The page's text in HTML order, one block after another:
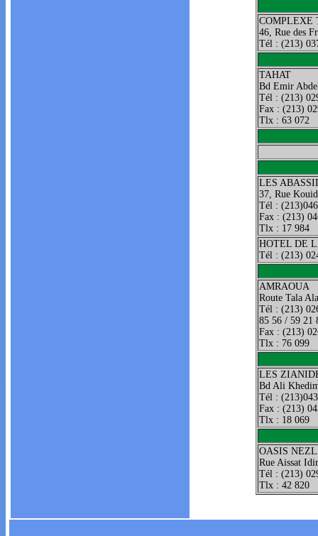
COMPLEXE
46, Rue des
Tél : (213)
TAHAT
Bd Emir
Tél : (213)
Fax : (213)
Tlx : 63 072
LES
37, Rue
Tél :
Fax : (213)
Tlx : 17 984
HOTEL DE
Tél : (213)
AMRAOUA
Route Tala
Tél : (213)
85 56 / 59 21
Fax : (213)
Tlx : 76 099
LES
Bd Ali
Tél :
Fax : (213)
Tlx : 18 069
OASIS
Rue Aissat Idir
Tél : (213)
Tlx : 42 820